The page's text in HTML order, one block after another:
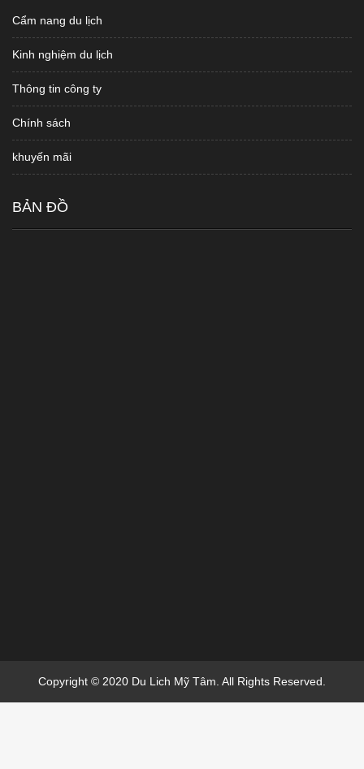
Cẩm nang du lịch
Kinh nghiệm du lịch
Thông tin công ty
Chính sách
khuyến mãi
BẢN ĐỒ
Copyright © 2020 Du Lich Mỹ Tâm. All Rights Reserved.